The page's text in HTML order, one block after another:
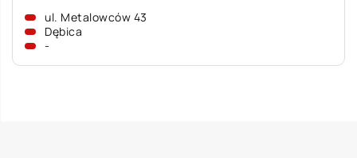
ul. Metalowców 43
Dębica
-